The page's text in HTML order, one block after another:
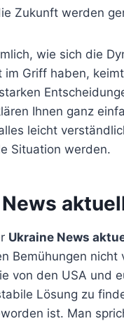
Zukunft werden
wie sich die
im Griff haben,
Ihnen ganz
leicht
Situation werden.
Ukraine News
Bemühungen
von den USA und
Lösung zu
ist. Man